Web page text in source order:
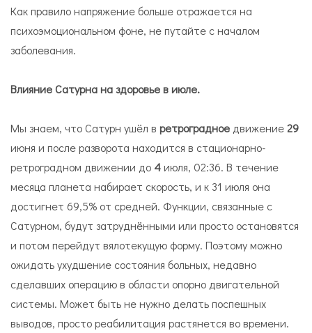
Как правило напряжение больше отражается на
психоэмоциональном фоне, не путайте с началом
заболевания.
Влияние Сатурна на здоровье в июле.
Мы знаем, что Сатурн ушёл в ретроградноедвижение29
июня и после разворота находится в стационарно-
ретроградном движении до 4июля, 02:36. В течение
месяца планета набирает скорость, и к 31 июля она
достигнет 69,5% от средней. Функции, связанные с
Сатурном, будут затруднёнными или просто остановятся
и потом перейдут вялотекущую форму. Поэтому можно
ожидать ухудшение состояния больных, недавно
сделавших операцию в области опорно двигательной
системы. Может быть не нужно делать поспешных
выводов, просто реабилитация растянется во времени.